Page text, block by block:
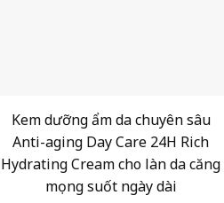
Kem dưỡng ẩm da chuyên sâu
Anti-aging Day Care 24H Rich
Hydrating Cream cho làn da căng
mọng suốt ngày dài